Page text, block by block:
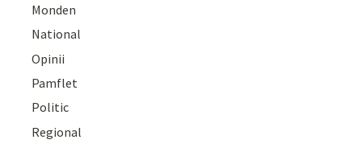
Monden
National
Opinii
Pamflet
Politic
Regional